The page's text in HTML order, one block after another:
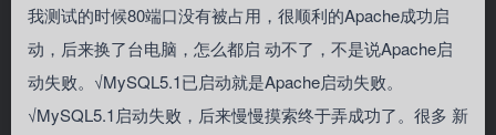
我测试的时候80端口没有被占用，很顺利的Apache成功启
动，后来换了台电脑，怎么都启 动不了，不是说Apache启
动失败。√MySQL5.1已启动就是Apache启动失败。
√MySQL5.1启动失败，后来慢慢摸索终于弄成功了。很多 新